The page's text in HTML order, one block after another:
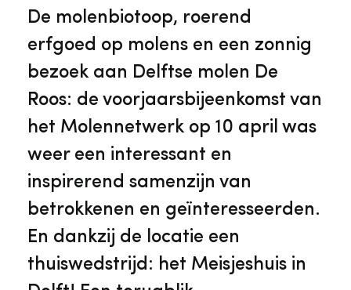
Museumplatform Zuid-Holland
Geschiedenis van Zuid-Holland
Ervenconsulent
Bekijk alle diensten
Ons team
Over de Monumentenwacht
Voorpagina Monumentenwacht
Vacatures
Tarieven
Algemene voorwaarden
Bekijk meer over ons
De molenbiotoop, roerend
erfgoed op molens en een zonnig
bezoek aan Delftse molen De
Roos: de voorjaarsbijeenkomst van
het Molennetwerk op 10 april was
weer een interessant en
inspirerend samenzijn van
betrokkenen en geïnteresseerden.
En dankzij de locatie een
thuiswedstrijd: het Meisjeshuis in